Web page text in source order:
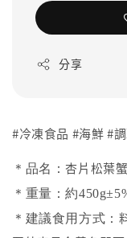
分享
#冷凍食品 #海鮮 #
＊品名： 杏片松葉蟹
＊重量：約
＊建議食用方式：